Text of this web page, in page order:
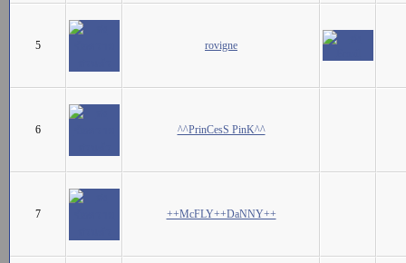
5 rovigne
6 ^^PrinCesS PinK^^
7 ++McFLY++DaNNY++